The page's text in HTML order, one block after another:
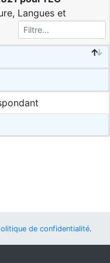
Langues et
de confidentialité.